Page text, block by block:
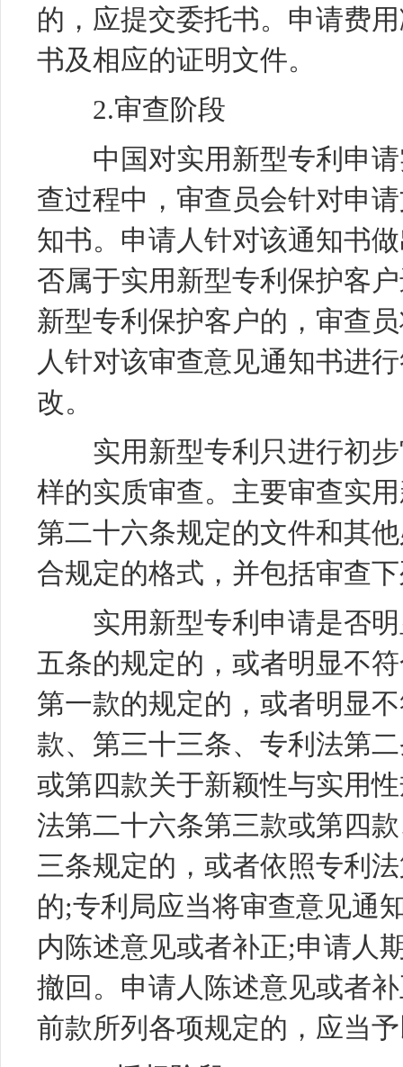
的，应提交委托书。申请费
书及相应的证明文件。
2.审查阶段
中国对实用新型专利申请
查过程中，审查员会针对申
知书。申请人针对该通知书
否属于实用新型专利保护客
新型专利保护客户的，审查
人针对该审查意见通知书进
改。
实用新型专利只进行初步
样的实质审查。主要审查实
第二十六条规定的文件和其
合规定的格式，并包括审查
实用新型专利申请是否明
五条的规定的，或者明显不
第一款的规定的，或者明显
款、第三十三条、专利法第
或第四款关于新颖性与实用
法第二十六条第三款或第四
三条规定的，或者依照专利
的;专利局应当将审查意见通
内陈述意见或者补正;申请人
撤回。申请人陈述意见或者
前款所列各项规定的，应当